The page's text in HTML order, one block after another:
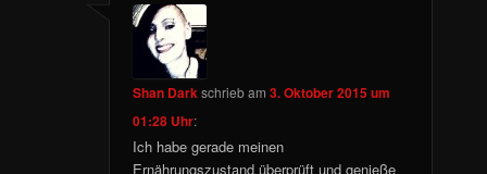
Shan Darkschriebam3. Oktober 2015 um
01:28 Uhr:
Ich habe gerade meinen
Ernährungszustand überprüft und genieße